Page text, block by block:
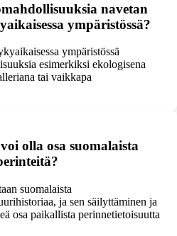
navetan
ympäristössä?
ympäristössä
esimerkiksi ekologisena
tai vaikkapa
olla osa suomalaista
suomalaista
ja sen säilyttäminen ja
osa paikallista perinnetietoisuutta